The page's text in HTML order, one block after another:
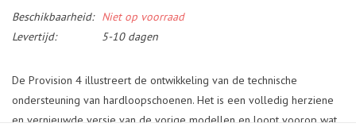
Beschikbaarheid:
Niet op voorraad
Levertijd:
5-10 dagen
De Provision 4 illustreert de ontwikkeling van de technische
ondersteuning van hardloopschoenen. Het is een volledig herziene
en vernieuwde versie van de vorige modellen en loopt voorop wat